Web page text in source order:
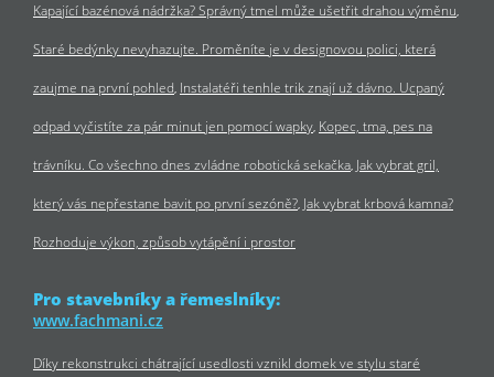
Kapající bazénová nádržka? Správný tmel může ušetřit drahou výměnu
Staré bedýnky nevyhazujte. Proměníte je v designovou polici, která
zaujme na první pohled Instalatéři tenhle trik znají už dávno. Ucpaný
odpad vyčistíte za pár minut jen pomocí wapky Kopec, tma, pes na
trávníku. Co všechno dnes zvládne robotická sekačka Jak vybrat gril,
který vás nepřestane bavit po první sezóně? Jak vybrat krbová kamna?
Rozhoduje výkon, způsob vytápění i prostor
Pro stavebníky a řemeslníky:
www.fachmani.cz
Díky rekonstrukci chátrající usedlosti vznikl domek ve stylu staré